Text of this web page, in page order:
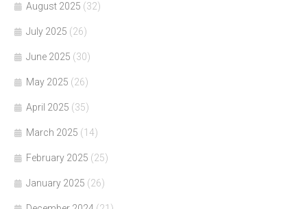
August 2025 (32)
July 2025 (26)
June 2025 (30)
May 2025 (26)
April 2025 (35)
March 2025 (14)
February 2025 (25)
January 2025 (26)